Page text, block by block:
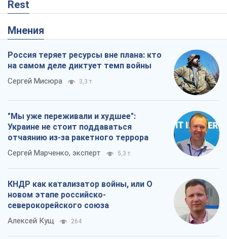
Rest
Мнения
Россия теряет ресурсы вне плана: кто
на самом деле диктует темп войны
Сергей Мисюра 3,3 т.
"Мы уже переживали и худшее":
Украине не стоит поддаваться
отчаянию из-за ракетного террора
Сергей Марченко, эксперт 5,3 т.
КНДР как катализатор войны, или О
новом этапе российско-
северокорейского союза
Алексей Кущ 264